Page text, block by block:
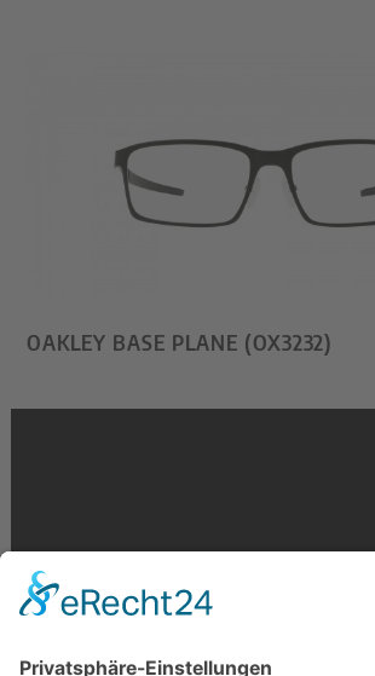
OAKLEY BASE PLANE (OX3232)